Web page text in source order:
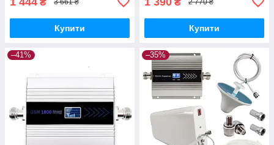
3 661 ₴
Купити
2 770 ₴
Купити
–41% –35%